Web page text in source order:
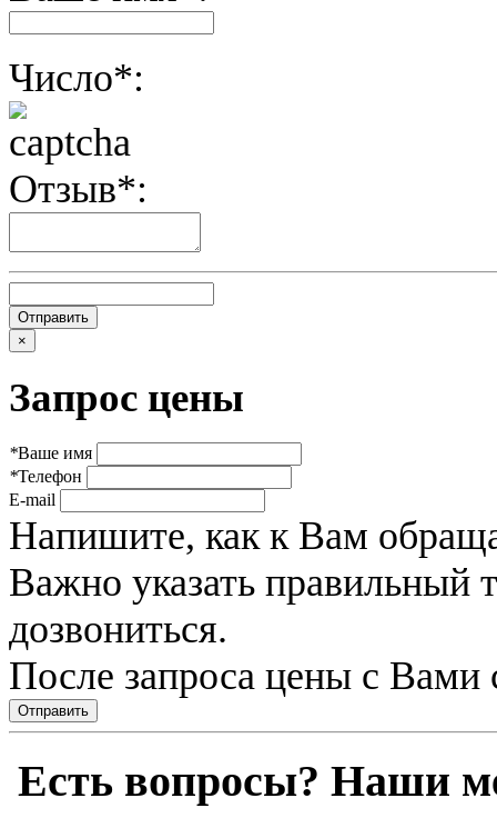
Число*:
Отзыв*:
×
Запрос цены
*Ваше имя
*Телефон
E-mail
Напишите, как к Вам
Важно указать
дозвониться.
После запроса цены с Вами
Отправить
Есть вопросы? Наши